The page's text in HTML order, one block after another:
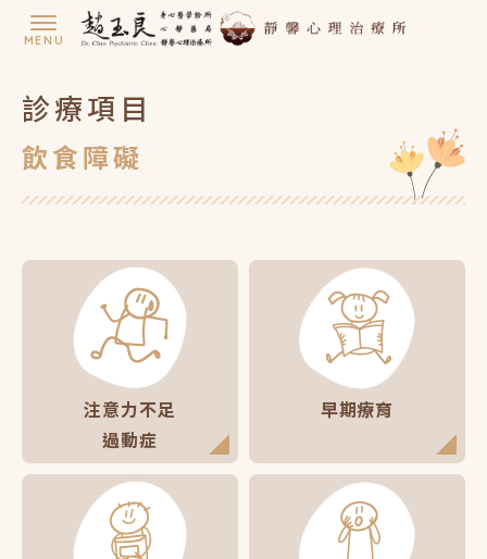
診療項目
飲食障礙
注意力不足
過動症
早期療育